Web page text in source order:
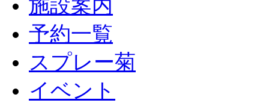
施設案内
予約一覧
スプレー菊
イベント